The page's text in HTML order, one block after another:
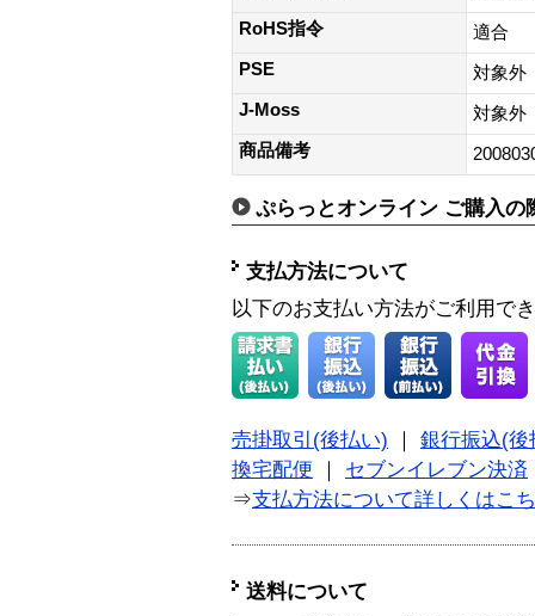
RoHS指令
適合
PSE
対象外
J-Moss
対象外
商品備考
ぷらっとオンライン ご購入の
支払方法について
以下のお支払い方法がご利用で
売掛取引(後払い)
銀行振込(後
換宅配便
セブンイレブン決済
⇒支払方法について詳しくはこ
送料について